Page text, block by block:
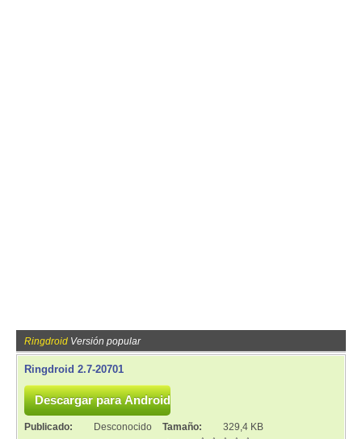
Ringdroid Versión popular
Ringdroid 2.7-20701
Publicado: Desconocido Tamaño:
329,4 KB